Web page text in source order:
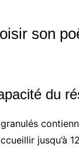
son
du
jusqu’à